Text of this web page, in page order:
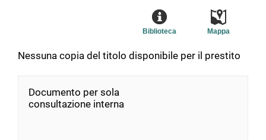
Mappa
Biblioteca
Nessuna copia del titolo disponibile per il prestito
Documento per sola
consultazione interna